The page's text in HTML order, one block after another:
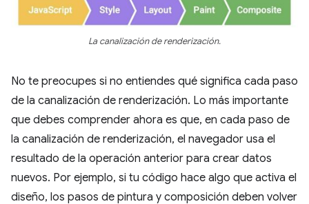
La canalización de renderización.
No te preocupes si no entiendes qué significa cada paso
de la canalización de renderización. Lo más importante
que debes comprender ahora es que, en cada paso de
la canalización de renderización, el navegador usa el
resultado de la operación anterior para crear datos
nuevos. Por ejemplo, si tu código hace algo que activa el
diseño, los pasos de pintura y composición deben volver